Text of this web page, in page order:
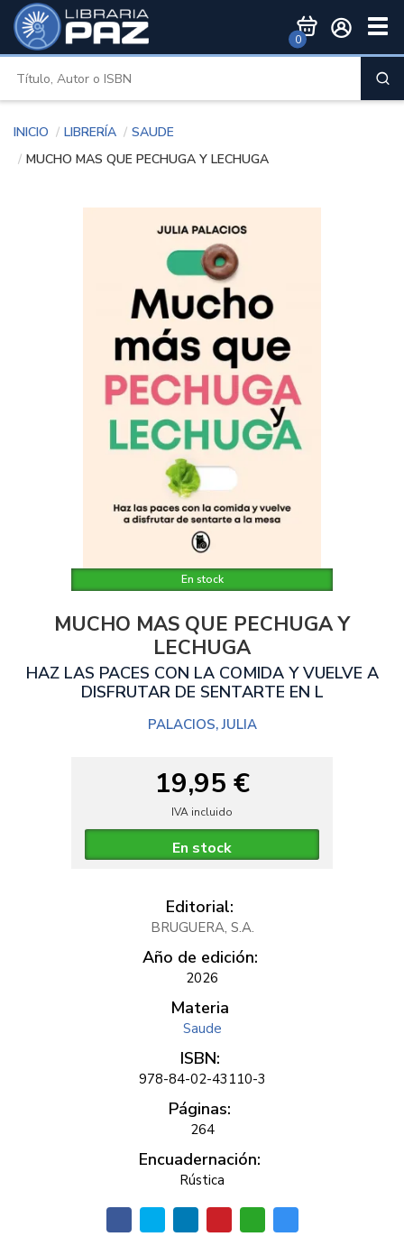
0
Inicio Librería
Saude
MUCHO MAS QUE PECHUGA Y LECHUGA
En stock
MUCHO MAS QUE PECHUGA Y
LECHUGA
HAZ LAS PACES CON LA COMIDA Y VUELVE A
DISFRUTAR DE SENTARTE EN L
PALACIOS, JULIA
19,95 €
IVA incluido
En stock
Editorial:
BRUGUERA, S.A.
Año de edición:
2026
Materia
Saude
ISBN:
978-84-02-43110-3
Páginas:
264
Encuadernación:
Rústica